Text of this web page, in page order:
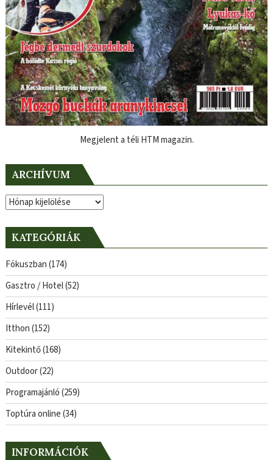
Megjelent a téli HTM magazin.
ARCHÍVUM
Archívum
KATEGÓRIÁK
Fókuszban(174)
Gasztro / Hotel(52)
Hírlevél(111)
Itthon(152)
Kitekintő(168)
Outdoor(22)
Programajánló(259)
Toptúra online(34)
INFORMÁCIÓK